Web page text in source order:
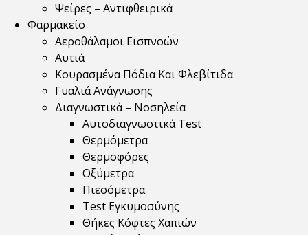
Ψείρες – Αντιφθειρικά
Φαρμακείο
Αεροθάλαμοι Εισπνοών
Αυτιά
Κουρασμένα Πόδια Και Φλεβίτιδα
Γυαλιά Ανάγνωσης
Διαγνωστικά – Νοσηλεία
Αυτοδιαγνωστικά Test
Θερμόμετρα
Θερμοφόρες
Οξύμετρα
Πιεσόμετρα
Test Εγκυμοσύνης
Θήκες Κόφτες Χαπιών